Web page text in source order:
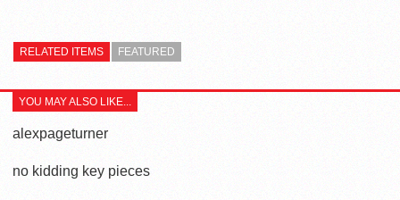
RELATED ITEMS FEATURED
YOU MAY ALSO LIKE...
alexpageturner
no kidding key pieces